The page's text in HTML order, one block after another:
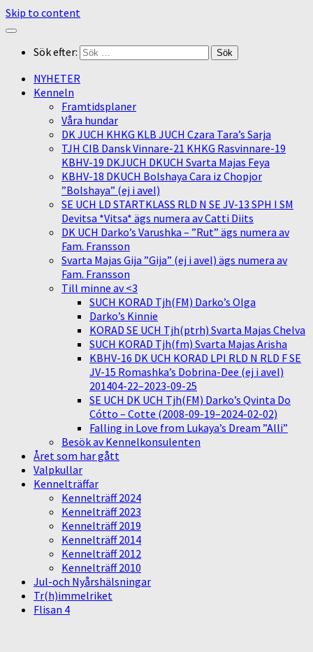
Skip to content
Sök efter:
NYHETER
Kenneln
Framtidsplaner
Våra hundar
DK JUCH KHKG KLB JUCH Czara Tara’s Sarja
TJH CIB Dansk Vinnare-21 KHKG Rasvinnare-19
KBHV-19 DKJUCH DKUCH Svarta Majas Feya
KBHV-18 DKUCH Bolshaya Cara iz Chopjor
”Bolshaya” (ej i avel)
SE UCH LD STARTKLASS RLD N SE JV-13 SPH I SM
Devitsa *Vitsa* ägs numera av Catti Diits
DK UCH Darko’s Varushka – ”Rut” ägs numera av
Fam. Fransson
Svarta Majas Gija ”Gija” (ej i avel) ägs numera av
Fam. Fransson
Till minne av <3
SUCH KORAD Tjh(FM) Darko’s Olga
Darko’s Kinnie
KORAD SE UCH Tjh(ptrh) Svarta Majas Chelva
SUCH KORAD Tjh(fm) Svarta Majas Arisha
KBHV-16 DK UCH KORAD LPI RLD N RLD F SE
JV-15 Romashka’s Dobrina-Dee (ej i avel)
201404-22–2023-09-25
SE UCH DK UCH Tjh(FM) Darko’s Qvinta Do
Cótto – Cotte (2008-09-19–2024-02-02)
Falling in Love from Lukaya’s Dream ”Alli”
Besök av Kennelkonsulenten
Året som har gått
Valpkullar
Kennelträffar
Kennelträff 2024
Kennelträff 2023
Kennelträff 2019
Kennelträff 2014
Kennelträff 2012
Kennelträff 2010
Jul-och Nyårshälsningar
Tr(h)immelriket
Flisan 4